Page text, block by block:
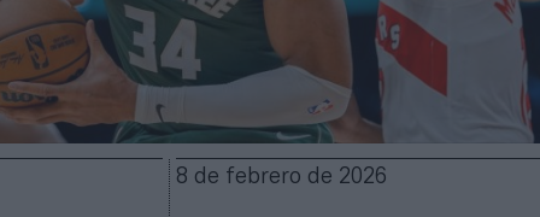
8 de febrero de 2026